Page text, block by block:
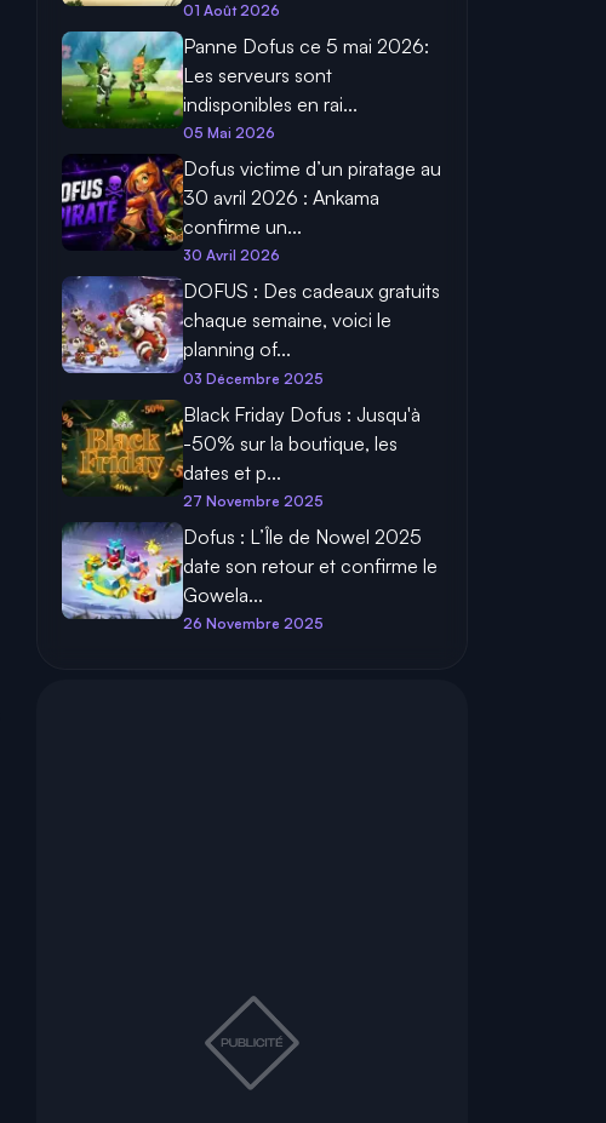
01 Août 2026
Panne Dofus ce 5 mai 2026:
Les serveurs sont
indisponibles en rai...
05 Mai 2026
Dofus victime d’un piratage au
30 avril 2026 : Ankama
confirme un...
30 Avril 2026
DOFUS : Des cadeaux gratuits
chaque semaine, voici le
planning of...
03 Décembre 2025
Black Friday Dofus : Jusqu'à
-50% sur la boutique, les
dates et p...
27 Novembre 2025
Dofus : L’Île de Nowel 2025
date son retour et confirme le
Gowela...
26 Novembre 2025